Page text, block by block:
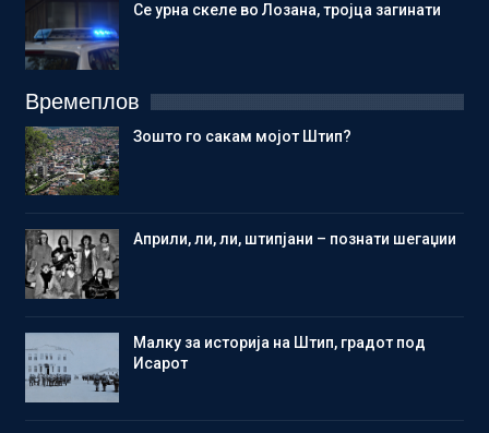
Се урна скеле во Лозана, тројца загинати
Времеплов
Зошто го сакам мојот Штип?
Aприли, ли, ли, штипјани – познати шегаџии
Малку за историја на Штип, градот под
Исарот